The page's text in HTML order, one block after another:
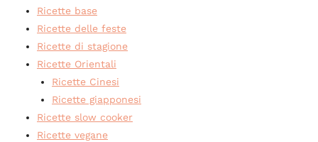
Ricette base
Ricette delle feste
Ricette di stagione
Ricette Orientali
Ricette Cinesi
Ricette giapponesi
Ricette slow cooker
Ricette vegane